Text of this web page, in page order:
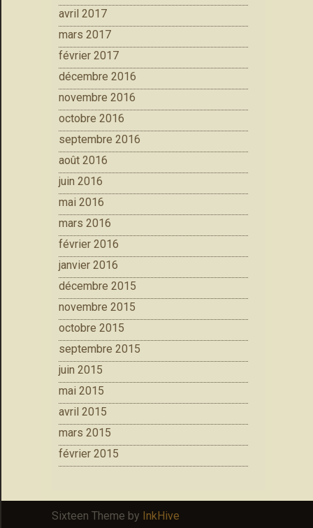
avril 2017
mars 2017
février 2017
décembre 2016
novembre 2016
octobre 2016
septembre 2016
août 2016
juin 2016
mai 2016
mars 2016
février 2016
janvier 2016
décembre 2015
novembre 2015
octobre 2015
septembre 2015
juin 2015
mai 2015
avril 2015
mars 2015
février 2015
Sixteen Theme by InkHive